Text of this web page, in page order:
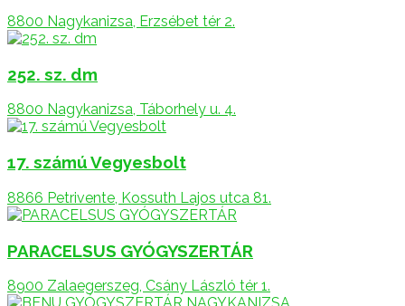
8800 Nagykanizsa, Erzsébet tér 2.
252. sz. dm
8800 Nagykanizsa, Táborhely u. 4.
17. számú Vegyesbolt
8866 Petrivente, Kossuth Lajos utca 81.
PARACELSUS GYÓGYSZERTÁR
8900 Zalaegerszeg, Csány László tér 1.